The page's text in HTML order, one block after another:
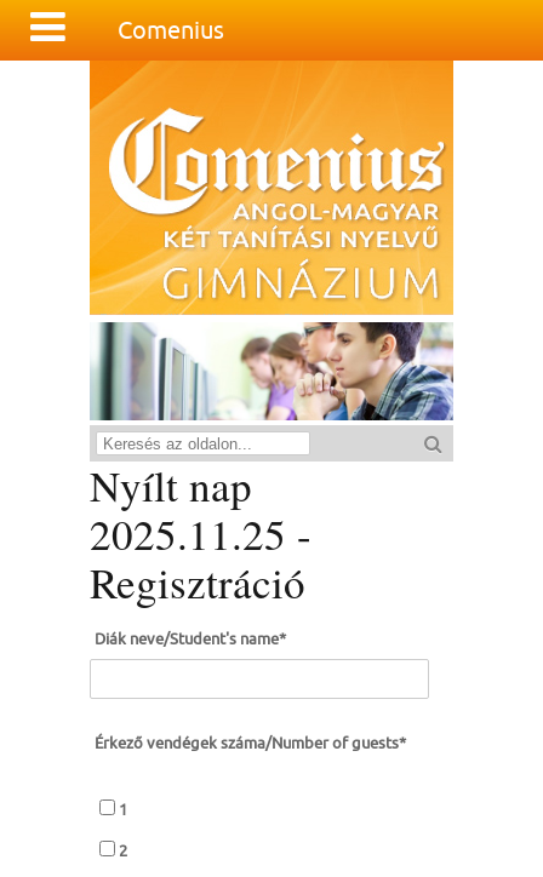
Comenius
Nyílt nap
2025.11.25 -
Regisztráció
Diák neve/Student's name*
Érkező vendégek száma/Number of guests*
1
2